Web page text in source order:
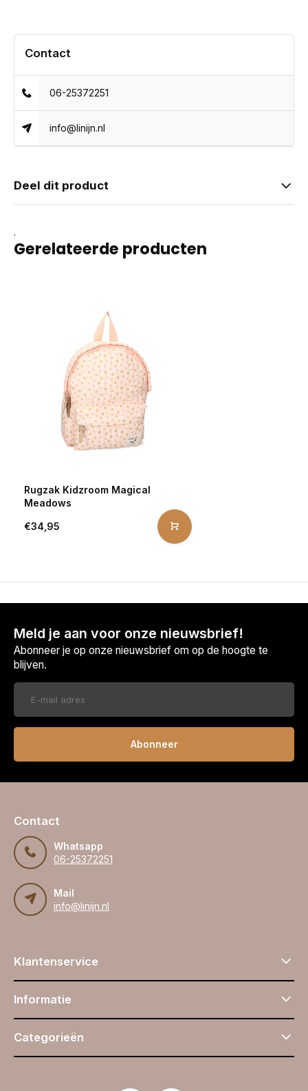
Contact
06-25372251
info@linijn.nl
Deel dit product
.
Gerelateerde producten
Rugzak Kidzroom Magical
Meadows
€34,95
Meld je aan voor onze nieuwsbrief!
Abonneer je op onze nieuwsbrief om op de hoogte te
blijven.
Abonneer
Contact
Whatsapp
06-25372251
Mail
info@linijn.nl
Klantenservice
Informatie
Categorieën